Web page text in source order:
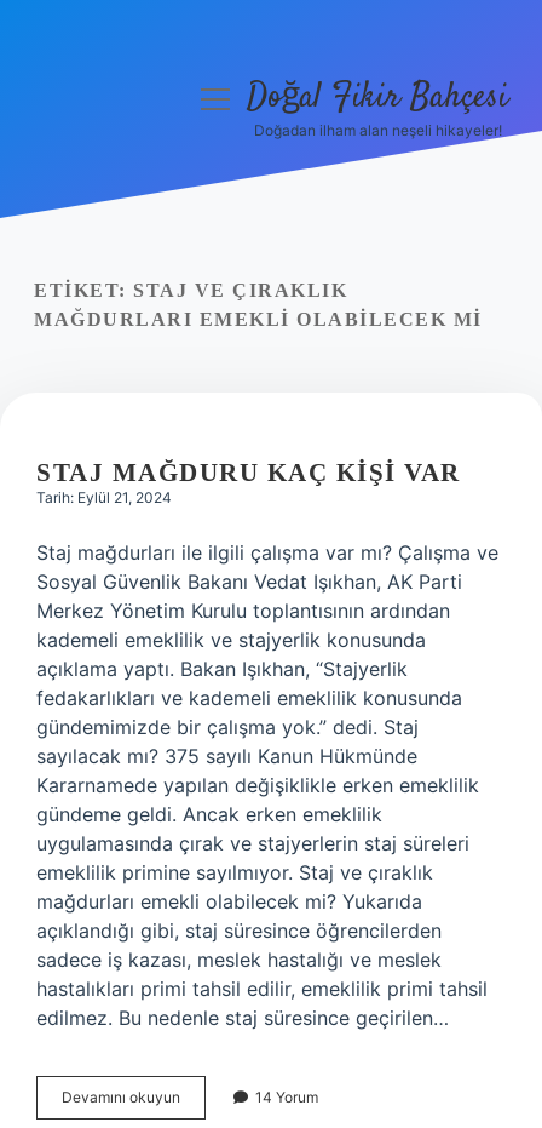
Yasal Uyarı
menüyüDoğal Fikir Bahçesi
Doğadan ilham alan neşeli hikayeler!
ETIKET: STAJ VE ÇIRAKLIK
MAĞDURLARI EMEKLI OLABILECEK MI
STAJ MAĞDURU KAÇ KIŞI VAR
Tarih: Eylül 21, 2024
Staj mağdurları ile ilgili çalışma var mı? Çalışma ve
Sosyal Güvenlik Bakanı Vedat Işıkhan, AK Parti
Merkez Yönetim Kurulu toplantısının ardından
kademeli emeklilik ve stajyerlik konusunda
açıklama yaptı. Bakan Işıkhan, “Stajyerlik
fedakarlıkları ve kademeli emeklilik konusunda
gündemimizde bir çalışma yok.” dedi. Staj
sayılacak mı? 375 sayılı Kanun Hükmünde
Kararnamede yapılan değişiklikle erken emeklilik
gündeme geldi. Ancak erken emeklilik
uygulamasında çırak ve stajyerlerin staj süreleri
emeklilik primine sayılmıyor. Staj ve çıraklık
mağdurları emekli olabilecek mi? Yukarıda
açıklandığı gibi, staj süresince öğrencilerden
sadece iş kazası, meslek hastalığı ve meslek
hastalıkları primi tahsil edilir, emeklilik primi tahsil
edilmez. Bu nedenle staj süresince geçirilen…
Devamını okuyun
Mağduru
14 Yorum